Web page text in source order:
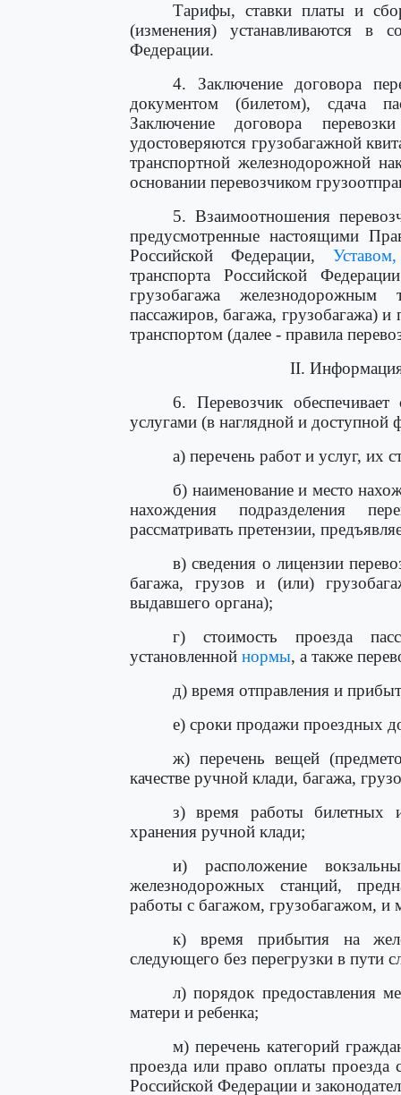
Тарифы, ставки платы и
(изменения) устанавливаются в
Федерации.
4. Заключение договора
документом (билетом), сдача
Заключение договора
удостоверяются грузобагажной
транспортной железнодорожной
основании перевозчиком
5. Взаимоотношения
предусмотренные настоящими
Российской Федерации, Уставом,
транспорта Российской
грузобагажа
пассажиров, багажа, грузобагажа)
транспортом (далее - правила
II.
6. Перевозчик обеспечивает
услугами (в наглядной и
а) перечень работ и услуг, их
б) наименование и место
нахождения подразделения
рассматривать претензии,
в) сведения о лицензии
багажа, грузов и (или)
выдавшего органа);
г) стоимость проезда
установленной нормы, а также
д) время отправления и
е) сроки продажи проездных
ж) перечень вещей
качестве ручной клади, багажа,
з) время работы билетных
хранения ручной клади;
и) расположение
железнодорожных станций,
работы с багажом, грузобагажом, и
к) время прибытия на
следующего без перегрузки в пути
л) порядок предоставления
матери и ребенка;
м) перечень категорий
проезда или право оплаты проезда
Российской Федерации и